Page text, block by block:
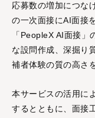
ジェンス
AIとの対話を通
個人の能力を多
客観的に評価す
ルインテリジェ
応募数の増加につな
の一次面接にAI面接
「PeopleX AI面接
な設問作成、深掘り
補者体験の質の高さ
本サービスの活用に
するとともに、面接